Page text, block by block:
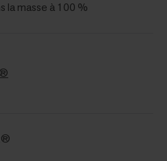
la masse à 100 %